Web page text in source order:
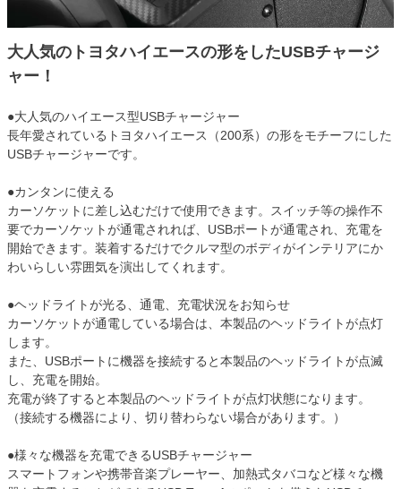
大人気のトヨタハイエースの形をしたUSBチャージ
ャー！
●大人気のハイエース型USBチャージャー
長年愛されているトヨタハイエース（200系）の形をモチーフにした
USBチャージャーです。
●カンタンに使える
カーソケットに差し込むだけで使用できます。スイッチ等の操作不
要でカーソケットが通電されれば、USBポートが通電され、充電を
開始できます。装着するだけでクルマ型のボディがインテリアにか
わいらしい雰囲気を演出してくれます。
●ヘッドライトが光る、通電、充電状況をお知らせ
カーソケットが通電している場合は、本製品のヘッドライトが点灯
します。
また、USBポートに機器を接続すると本製品のヘッドライトが点滅
し、充電を開始。
充電が終了すると本製品のヘッドライトが点灯状態になります。
（接続する機器により、切り替わらない場合があります。）
●様々な機器を充電できるUSBチャージャー
スマートフォンや携帯音楽プレーヤー、加熱式タバコなど様々な機